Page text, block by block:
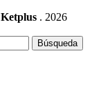
Ketplus . 2026
Búsqueda